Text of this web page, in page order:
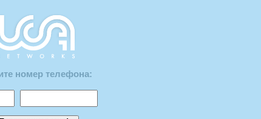
номер телефона: